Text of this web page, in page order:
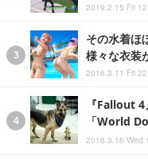
2019.2.15 Fri
その水着ほ
様々な衣装
2016.3.11 Fri
『Fallout
「World
2016.3.16 Wed